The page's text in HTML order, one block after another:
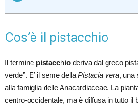
Cos’è il pistacchio
Il termine pistacchio deriva dal greco
verde”. E’ il seme della Pistacia vera, una
alla famiglia delle Anacardiaceae. La
centro-occidentale, ma è diffusa in tutto il